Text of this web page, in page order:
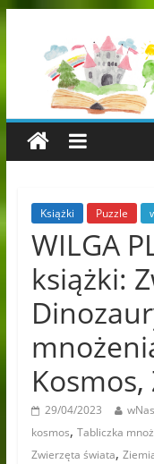
Książki Puzzle
WILGA
książki:
29/04/2023
kosmos, Tabliczka
Zwierzęta świata,